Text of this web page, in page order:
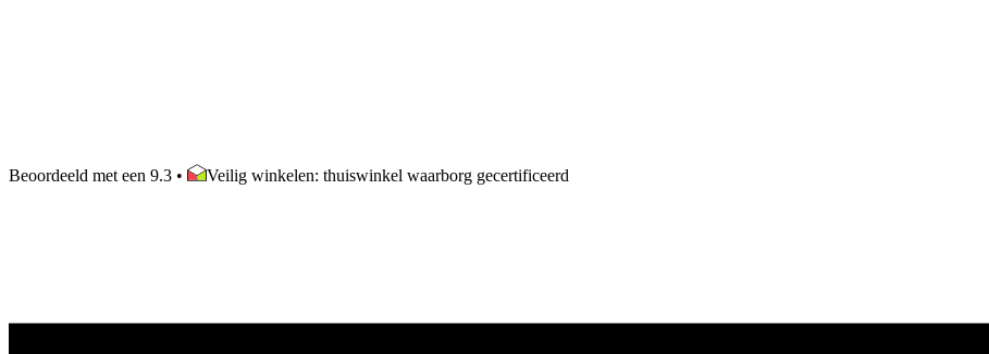
Beoordeeld met een 9.3 • Veilig winkelen: thuiswinkel waarborg gecertificeerd